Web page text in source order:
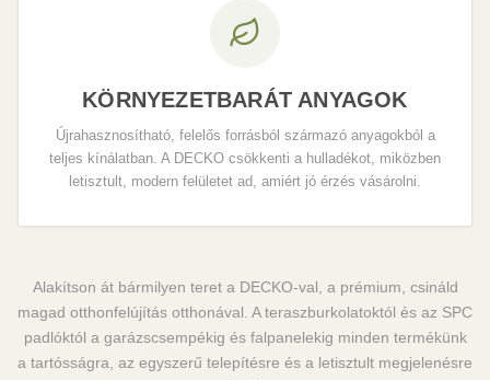
KÖRNYEZETBARÁT ANYAGOK
Újrahasznosítható, felelős forrásból származó anyagokból a
teljes kínálatban. A DECKO csökkenti a hulladékot, miközben
letisztult, modern felületet ad, amiért jó érzés vásárolni.
Alakítson át bármilyen teret a DECKO-val, a prémium, csináld
magad otthonfelújítás otthonával. A teraszburkolatoktól és az SPC
padlóktól a garázscsempékig és falpanelekig minden termékünk
a tartósságra, az egyszerű telepítésre és a letisztult megjelenésre